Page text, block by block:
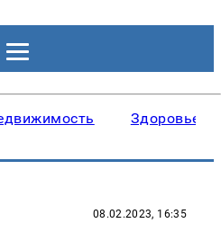
Здоровье
08.02.2023, 16:35